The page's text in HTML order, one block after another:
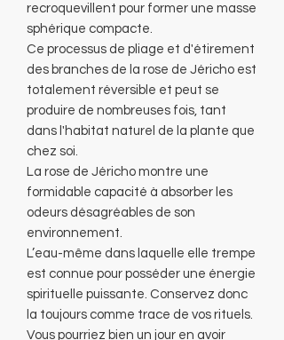
recroquevillent pour former une masse
sphérique compacte.
Ce processus de pliage et d'étirement
des branches de la rose de Jéricho est
totalement réversible et peut se
produire de nombreuses fois, tant
dans l'habitat naturel de la plante que
chez soi.
La rose de Jéricho montre une
formidable capacité à absorber les
odeurs désagréables de son
environnement.
L’eau-même dans laquelle elle trempe
est connue pour posséder une énergie
spirituelle puissante. Conservez donc
la toujours comme trace de vos rituels.
Vous pourriez bien un jour en avoir